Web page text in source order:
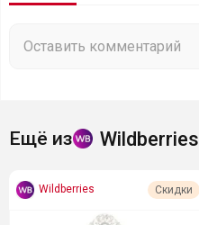
Ещё из Wildberries
Wildberries Скидки